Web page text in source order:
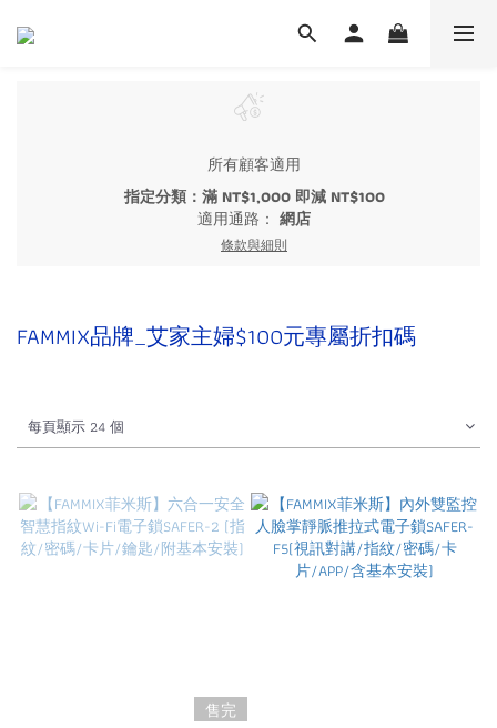
所有顧客適用
指定分類：滿 NT$1,000 即減 NT$100
適用通路： 網店
條款與細則
FAMMIX品牌_艾家主婦$100元專屬折扣碼
每頁顯示 24 個
售完